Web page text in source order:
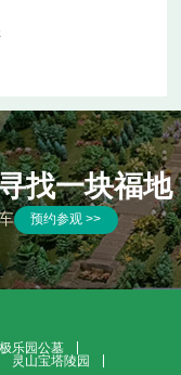
找一块福地
预约参观 >>
极乐园公墓
灵山宝塔陵园